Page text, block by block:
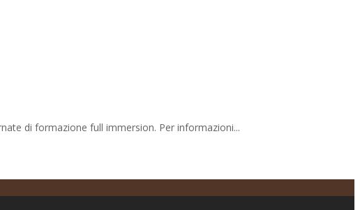
di formazione full immersion. Per informazioni...